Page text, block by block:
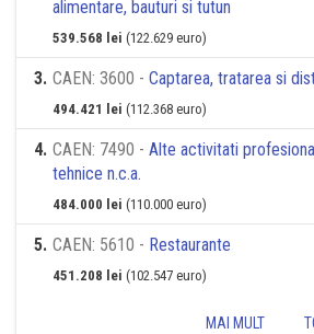
alimentare, bauturi si tutun
539.568 lei (122.629 euro)
3. CAEN: 3600 - Captarea, tratarea si
494.421 lei (112.368 euro)
4. CAEN: 7490 - Alte activitati
tehnice n.c.a.
484.000 lei (110.000 euro)
5. CAEN: 5610 - Restaurante
451.208 lei (102.547 euro)
MAI MULT